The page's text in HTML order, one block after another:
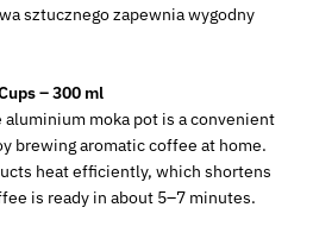
sztucznego zapewnia wygodny
– 300 ml
moka pot is a convenient
brewing aromatic coffee at home.
heat efficiently, which shortens
is ready in about 5–7 minutes.